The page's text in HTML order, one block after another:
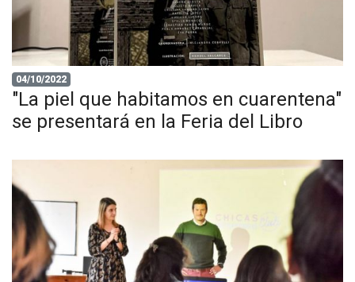
04/10/2022
"La piel que habitamos en cuarentena"
se presentará en la Feria del Libro